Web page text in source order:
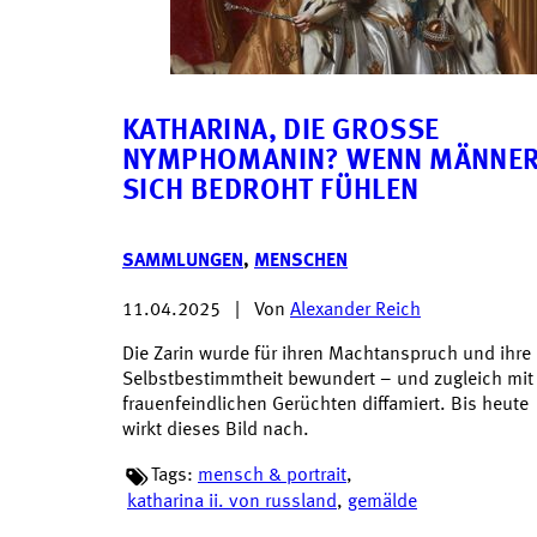
KATHARINA, DIE GROSSE N
YMPHOMANIN? WENN MÄNNER
ICH BEDROHT FÜHLEN
SAMMLUNGEN, MENSCHEN
11.04.2025 Von Alexander Reich
Die Zarin wurde für ihren Machtanspruch und ihre
Selbstbestimmtheit bewundert – und zugleich mit
frauenfeindlichen Gerüchten diffamiert. Bis heute
wirkt dieses Bild nach.
Tags: mensch & portrait,
katharina ii. von russland, gemälde